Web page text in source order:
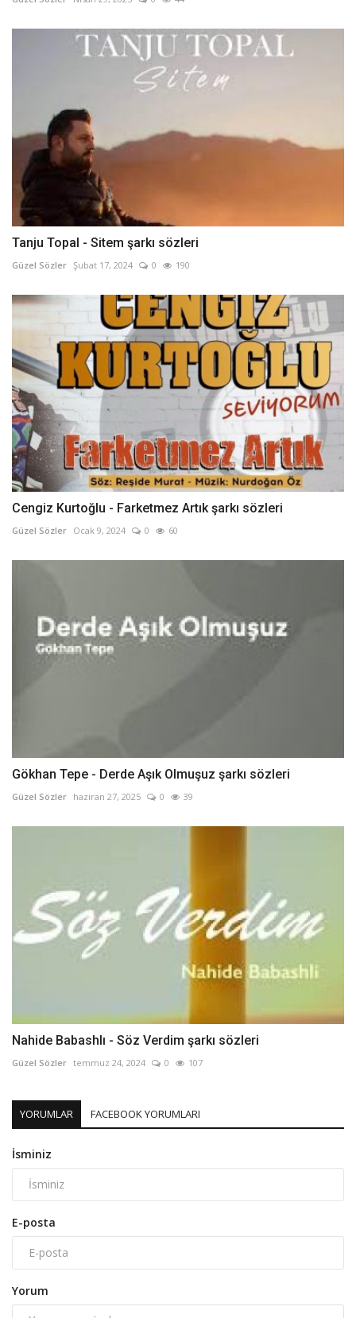
Tanju Topal - Sitem şarkı sözleri
Güzel Sözler Şubat 17, 2024 0 190
Cengiz Kurtoğlu - Farketmez Artık şarkı sözleri
Güzel Sözler Ocak 9, 2024 0 60
Gökhan Tepe - Derde Aşık Olmuşuz şarkı sözleri
Güzel Sözler haziran 27, 2025 0 39
Nahide Babashlı - Söz Verdim şarkı sözleri
Güzel Sözler temmuz 24, 2024 0 107
YORUMLAR FACEBOOK YORUMLARI
İsminiz
E-posta
Yorum